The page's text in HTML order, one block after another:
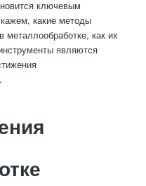
ключевым
какие методы
металлообработке, как их
являются